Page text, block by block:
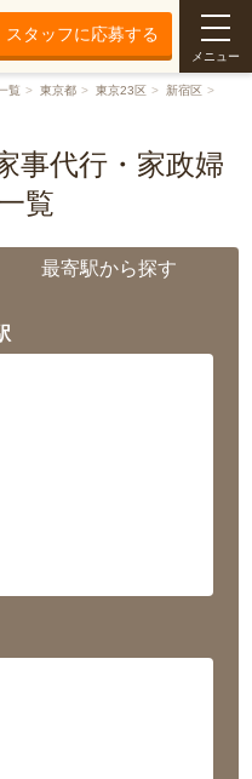
スタッフに応募する
メニュー
覧 東京都 東京23区
新宿区
事代行・家政婦
覧
最寄駅から探す